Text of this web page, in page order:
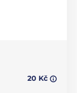
20 Kč